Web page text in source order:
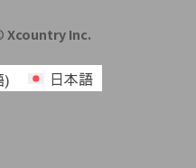
Xcountry Inc.
) 日本語